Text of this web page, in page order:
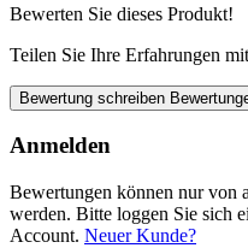
Bewerten Sie dieses Produkt!
Teilen Sie Ihre Erfahrungen
Bewertung schreiben
Anmelden
Bewertungen können nur von
werden. Bitte loggen Sie sich
Account. Neuer Kunde?